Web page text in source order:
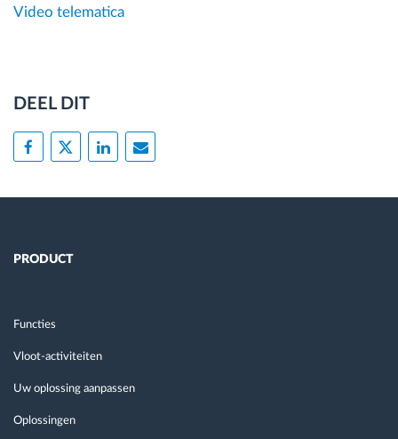
Video telematica
DEEL DIT
PRODUCT
Functies
Vloot-activiteiten
Uw oplossing aanpassen
Oplossingen